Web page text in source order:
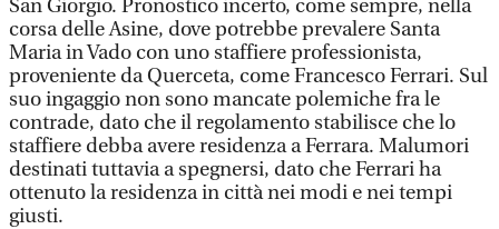
San Giorgio. Pronostico incerto, come sempre, nella
corsa delle Asine, dove potrebbe prevalere Santa
Maria in Vado con uno staffiere professionista,
proveniente da Querceta, come Francesco Ferrari. Sul
suo ingaggio non sono mancate polemiche fra le
contrade, dato che il regolamento stabilisce che lo
staffiere debba avere residenza a Ferrara. Malumori
destinati tuttavia a spegnersi, dato che Ferrari ha
ottenuto la residenza in città nei modi e nei tempi
giusti.